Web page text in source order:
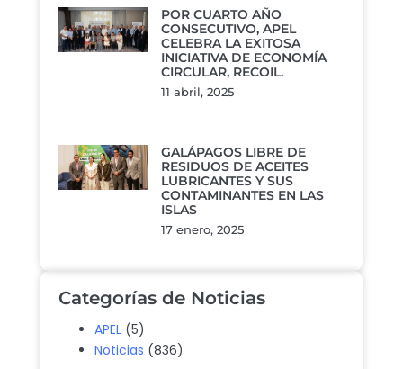
POR CUARTO AÑO
CONSECUTIVO, APEL
CELEBRA LA EXITOSA
INICIATIVA DE ECONOMÍA
CIRCULAR, RECOIL.
11 abril, 2025
GALÁPAGOS LIBRE DE
RESIDUOS DE ACEITES
LUBRICANTES Y SUS
CONTAMINANTES EN LAS
ISLAS
17 enero, 2025
Categorías de Noticias
APEL (5)
Noticias (836)